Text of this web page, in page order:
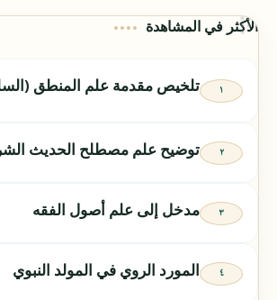
الأكثر في المشاهدة
تلخيص مقدمة علم المنطق
توضيح علم مصطلح الحديث
مدخل إلى علم أصول الفقه
المورد الروي في المولد النبوي